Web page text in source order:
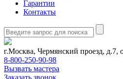
Гарантии
Контакты
г.Москва, Чермянский проезд, д.7,
8-800-250-90-98
Вызвать мастера
Заказать звонок